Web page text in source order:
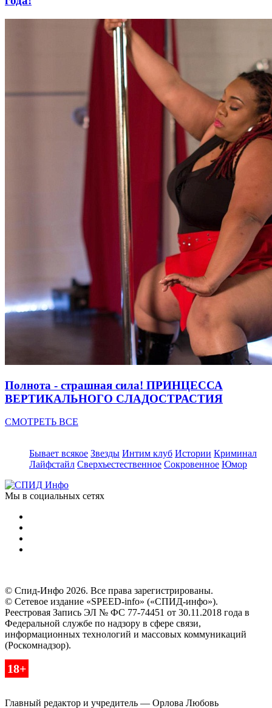
Полнота - страшная сила! ПРИНЦЕССА
ВЕРТИКАЛЬНОГО СЛАДОСТРАСТИЯ
СМОТРЕТЬ ВСЕ
Бывает всякое Звезды Интим клуб Истории Криминал
Лайфстайл Сверхъестественное Сокровенное Юмор
Мы в социальных сетях
© Спид-Инфо 2026. Все права зарегистрированы.
© Сетевое издание «SPEED-info» («СПИД-инфо»).
Реестровая Запись ЭЛ № ФС 77-74451 от 30.11.2018 года в
Федеральной службе по надзору в сфере связи,
информационных технологий и массовых коммуникаций
(Роскомнадзор).
18+
Главный редактор и учредитель — Орлова Любовь